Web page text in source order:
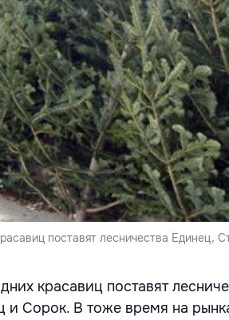
поставят лесничества Единец,
красавиц поставят
и Сорок. В тоже время на